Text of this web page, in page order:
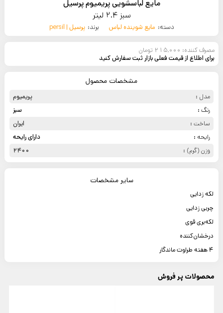
مایع لباسشویی پریمیوم پرسیل
سبز 2.4 لیتر
دسته: مایع شوینده لباس برند: پرسیل | persil
مصرف کننده: 215,000 تومان
برای اطلاع از قیمت فعلی بازار ثبت سفارش کنید
مشخصات محصول
مدل :
پریمیوم
رنگ :
سبز
ساخت :
ایران
رایحه :
دارای رایحه
وزن (گرم) :
2400
سایر مشخصات
لکه زدایی
چربی زدایی
لکه‌بری قوی
درخشان‌کننده
4 هفته طراوت ماندگار
محصولات پر فروش